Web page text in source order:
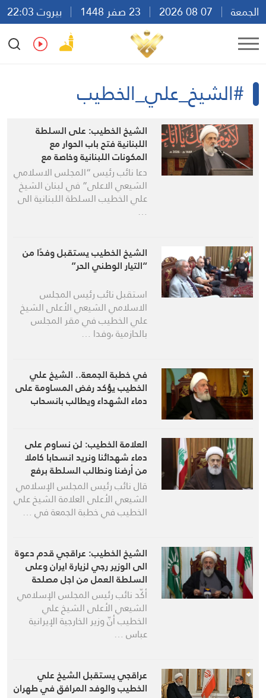
الجمعة
بيروت 22:03
Ar
En Fr Es
#الشيخ_علي_الخطيب
الشيخ الخطيب: على السلطة
اللبنانية فتح باب الحوار مع
المكونات اللبنانية وخاصة مع
المقاومة
دعا نائب رئيس “المجلس الاسلامي
الشيعي الاعلى” في لبنان الشيخ
علي الخطيب السلطة اللبنانية الى
…
الشيخ الخطيب يستقبل وفدًا من
“التيار الوطني الحر”
استقبل نائب رئيس المجلس
الاسلامي الشيعي الأعلى الشيخ
علي الخطيب في مقر المجلس
بالحازمية ،وفدا …
في خطبة الجمعة.. الشيخ علي
الخطيب يؤكد رفض المساومة على
دماء الشهداء ويطالب بانسحاب
العلامة الخطيب: لن نساوم على
دماء شهدائنا ونريد انسحابا كاملا
من أرضنا ونطالب السلطة برفع
الصوت حيال عمليات التدمير
والهدم جنوبا
قال نائب رئيس المجلس الإسلامي
الشيعي الأعلى العلامة الشيخ علي
الخطيب في خطبة الجمعة في …
الشيخ الخطيب: عراقجي قدم دعوة
الى الوزير رجي لزيارة ايران وعلى
السلطة العمل من اجل مصلحة
لبنان وشعبه
أكّد نائب رئيس المجلس الإسلامي
الشيعي الأعلى الشيخ علي
الخطيب أنّ وزير الخارجية الإيرانية
عباس …
عراقجي يستقبل الشيخ علي
الخطيب والوفد المرافق في طهران